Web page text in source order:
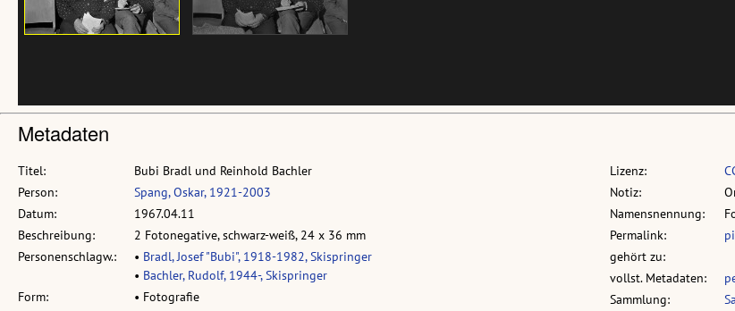
Metadaten
Titel:
Bubi Bradl und Reinhold Bachler
Person:
Spang, Oskar, 1921-2003
Datum:
1967.04.11
Beschreibung:
2 Fotonegative, schwarz-weiß, 24 x 36 mm
Personenschlagw.:
• Bradl, Josef "Bubi", 1918-1982, Skispringer
• Bachler, Rudolf, 1944-, Skispringer
Form:
• Fotografie
Lizenz:
Notiz:
Namensnennung:
Permalink:
gehört zu:
vollst. Metadaten:
Sammlung: